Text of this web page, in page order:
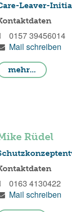
Leaver-
0157 39456014
Mail schreiben
mehr...
Rüdel
0163 4130422
Mail schreiben